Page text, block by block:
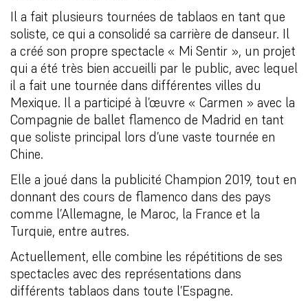
Il a fait plusieurs tournées de tablaos en tant que
soliste, ce qui a consolidé sa carrière de danseur. Il
a créé son propre spectacle « Mi Sentir », un projet
qui a été très bien accueilli par le public, avec lequel
il a fait une tournée dans différentes villes du
Mexique. Il a participé à l’œuvre « Carmen » avec la
Compagnie de ballet flamenco de Madrid en tant
que soliste principal lors d’une vaste tournée en
Chine.
Elle a joué dans la publicité Champion 2019, tout en
donnant des cours de flamenco dans des pays
comme l’Allemagne, le Maroc, la France et la
Turquie, entre autres.
Actuellement, elle combine les répétitions de ses
spectacles avec des représentations dans
différents tablaos dans toute l’Espagne.